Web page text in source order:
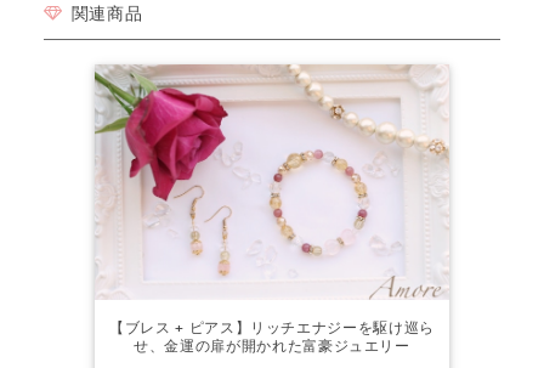
関連商品
【ブレス + ピアス】リッチエナジーを駆け巡ら
せ、金運の扉が開かれた富豪ジュエリー